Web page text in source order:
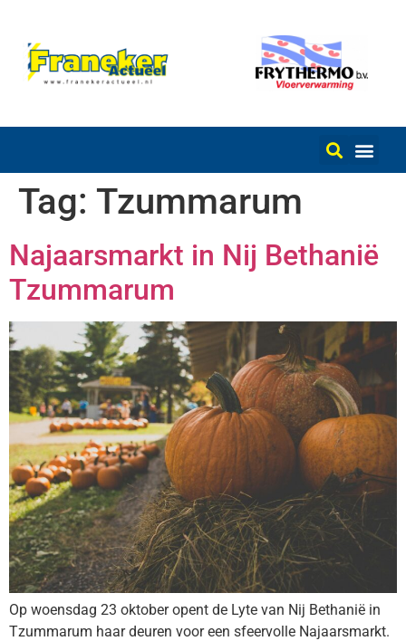
Tag: Tzummarum
Najaarsmarkt in Nij Bethanië
Tzummarum
Op woensdag 23 oktober opent de Lyte van Nij Bethanië in
Tzummarum haar deuren voor een sfeervolle Najaarsmarkt.